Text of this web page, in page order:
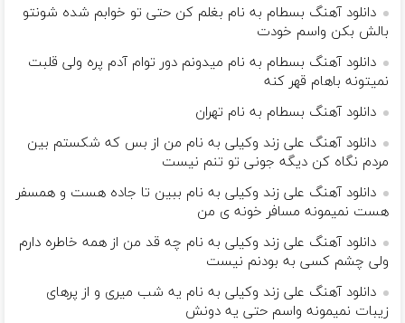
دانلود آهنگ بسطام به نام بغلم کن حتی تو خوابم شده شونتو
بالش بکن واسم خودت
دانلود آهنگ بسطام به نام میدونم دور توام آدم پره ولی قلبت
نمیتونه باهام قهر کنه
دانلود آهنگ بسطام به نام تهران
دانلود آهنگ علی زند وکیلی به نام من از بس كه شكستم بین
مردم نگاه كن دیگه جونى تو تنم نیست
دانلود آهنگ علی زند وکیلی به نام ببین تا جاده هست و همسفر
هست نمیمونه مسافر خونه ی من
دانلود آهنگ علی زند وکیلی به نام چه قد من از همه خاطره دارم
ولی چشم كسی به بودنم نیست
دانلود آهنگ علی زند وکیلی به نام یه شب میرى و از پرهای
زيبات نمیمونه واسم حتی یه دونش